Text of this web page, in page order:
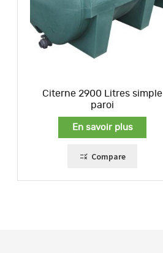
Citerne 2900 Litres simple
paroi
En savoir plus
Compare